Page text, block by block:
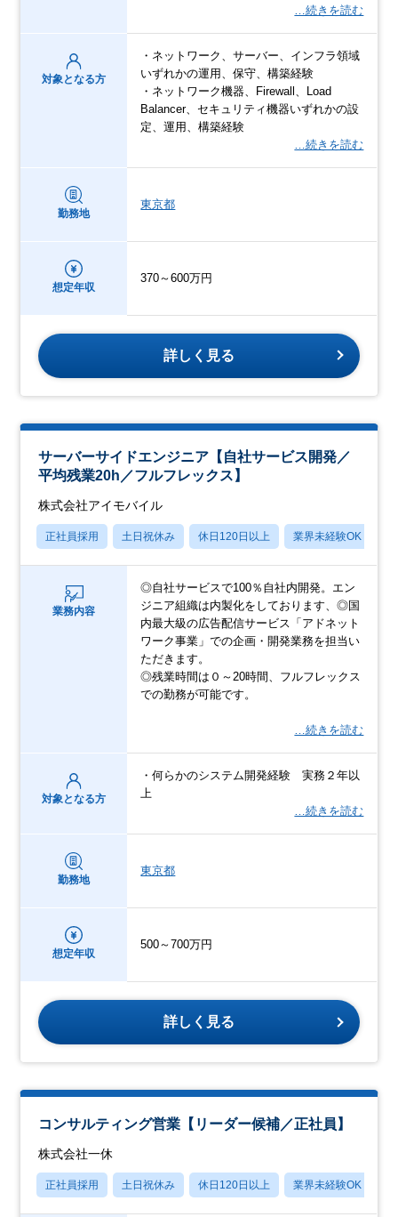
…続きを読む
対象となる方
・ネットワーク、サーバー、インフラ領域
いずれかの運用、保守、構築経験
・ネットワーク機器、Firewall、Load
Balancer、セキュリティ機器いずれかの設
定、運用、構築経験
…続きを読む
勤務地
東京都
想定年収
370～600万円
詳しく見る
サーバーサイドエンジニア【自社サービス開発／
平均残業20h／フルフレックス】
株式会社アイモバイル
正社員採用 土日祝休み 休日120日以上 業界未経験OK
業務内容
◎自社サービスで100％自社内開発。エン
ジニア組織は内製化をしております、◎国
内最大級の広告配信サービス「アドネット
ワーク事業」での企画・開発業務を担当い
ただきます。
◎残業時間は０～20時間、フルフレックス
での勤務が可能です。
…続きを読む
対象となる方
・何らかのシステム開発経験 実務２年以
上
…続きを読む
勤務地
東京都
想定年収
500～700万円
詳しく見る
コンサルティング営業【リーダー候補／正社員】
株式会社一休
正社員採用 土日祝休み 休日120日以上 業界未経験OK